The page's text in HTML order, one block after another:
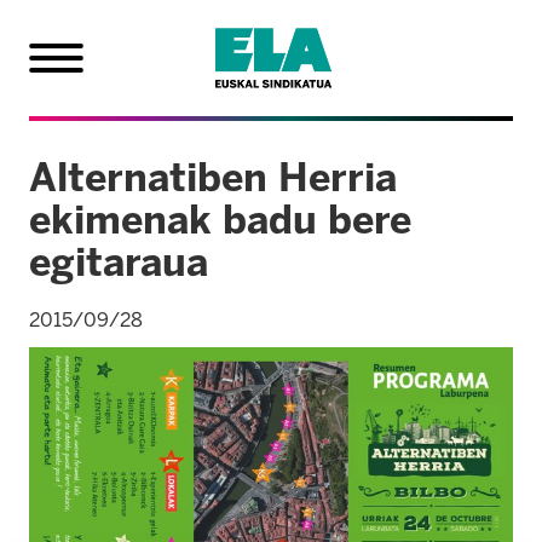
Alternatiben Herria
ekimenak badu bere
egitaraua
2015/09/28